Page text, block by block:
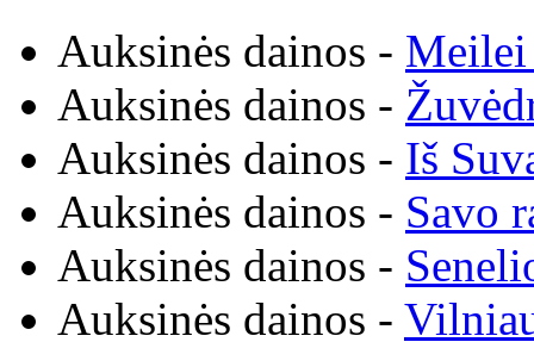
Auksinės dainos - Meilei
Auksinės dainos -
Auksinės dainos - Iš
Auksinės dainos - Savo
Auksinės dainos -
Auksinės dainos -